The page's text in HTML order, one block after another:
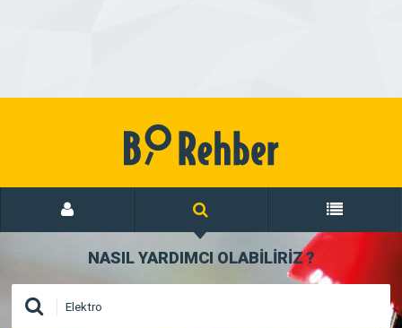
NASIL YARDIMCI OLABİLİRİZ?